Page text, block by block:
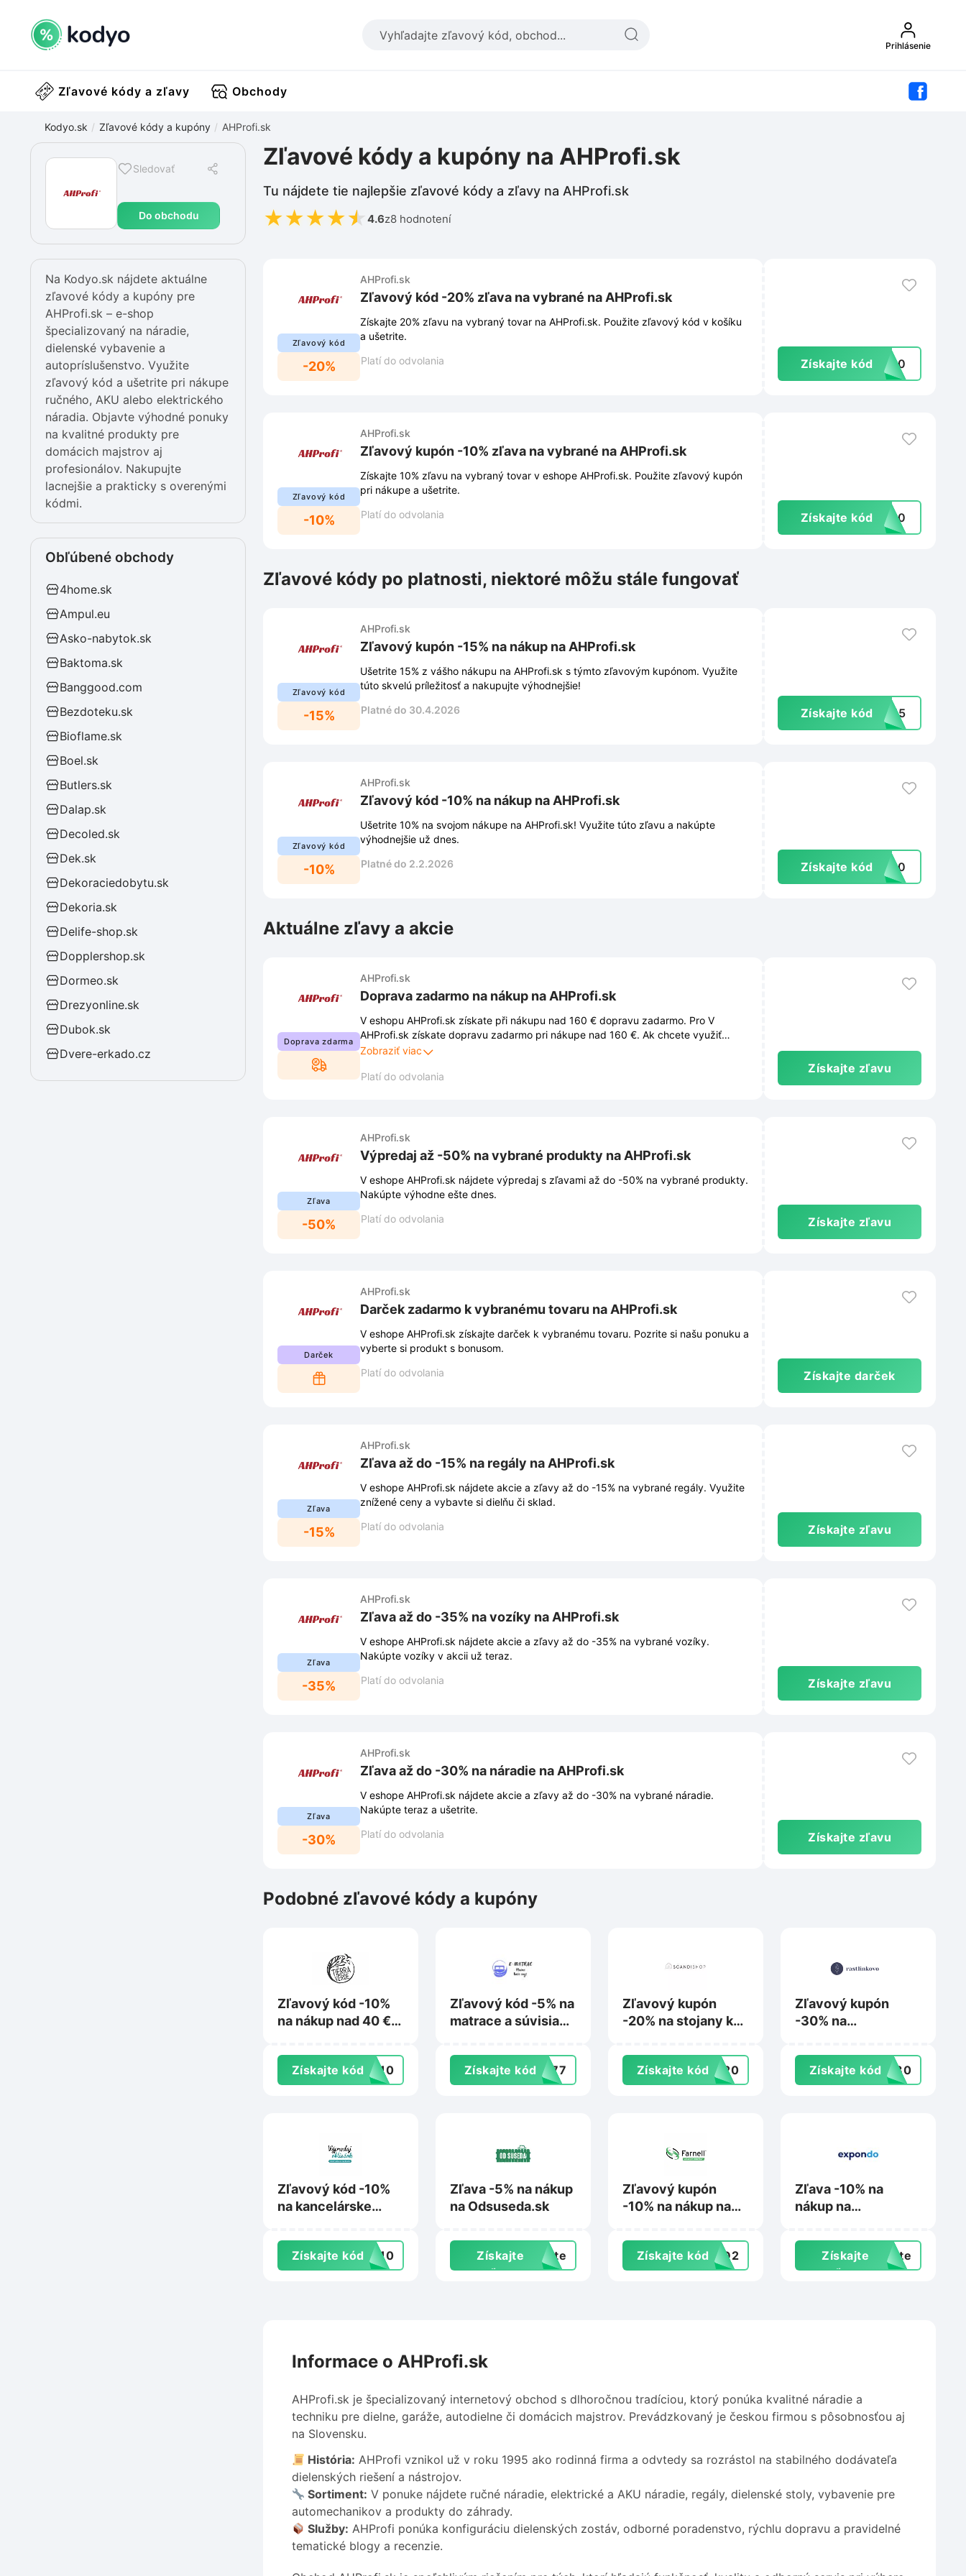
Prihlásenie
Zľavové kódy a zľavy Obchody
Kodyo.sk Zľavové kódy a kupóny AHProfi.sk
Sledovať
Do obchodu
Zľavové kódy a kupóny na AHProfi.sk
Tu nájdete tie najlepšie zľavové kódy a zľavy na AHProfi.sk
★★★★★ 4.6z8 hodnotení
Na Kodyo.sk nájdete aktuálne
zľavové kódy a kupóny pre
AHProfi.sk – e-shop
špecializovaný na náradie,
dielenské vybavenie a
autopríslušenstvo. Využite
zľavový kód a ušetrite pri nákupe
ručného, AKU alebo elektrického
náradia. Objavte výhodné ponuky
na kvalitné produkty pre
domácich majstrov aj
profesionálov. Nakupujte
lacnejšie a prakticky s overenými
kódmi.
Obľúbené obchody
4home.sk
Ampul.eu
Asko-nabytok.sk
Baktoma.sk
Banggood.com
Bezdoteku.sk
Bioflame.sk
Boel.sk
Butlers.sk
Dalap.sk
Decoled.sk
Dek.sk
Dekoraciedobytu.sk
Dekoria.sk
Delife-shop.sk
Dopplershop.sk
Dormeo.sk
Drezyonline.sk
Dubok.sk
Dvere-erkado.cz
Zľavový kód
-20%
AHProfi.sk
Zľavový kód -20% zľava na vybrané na AHProfi.sk
Získajte 20% zľavu na vybraný tovar na AHProfi.sk. Použite zľavový kód v košíku
a ušetrite.
Platí do odvolania
Získajte kódRA20
Zľavový kód
-10%
AHProfi.sk
Zľavový kupón -10% zľava na vybrané na AHProfi.sk
Získajte 10% zľavu na vybraný tovar v eshope AHProfi.sk. Použite zľavový kupón
pri nákupe a ušetrite.
Platí do odvolania
Získajte kód VY10
Zľavové kódy po platnosti, niektoré môžu stále fungovať
Zľavový kód
-15%
AHProfi.sk
Zľavový kupón -15% na nákup na AHProfi.sk
Ušetrite 15% z vášho nákupu na AHProfi.sk s týmto zľavovým kupónom. Využite
túto skvelú príležitosť a nakupujte výhodnejšie!
Platné do 30.4.2026
Získajte kód AR15
Zľavový kód
-10%
AHProfi.sk
Zľavový kód -10% na nákup na AHProfi.sk
Ušetrite 10% na svojom nákupe na AHProfi.sk! Využite túto zľavu a nakúpte
výhodnejšie už dnes.
Platné do 2.2.2026
Získajte kód FI10
Aktuálne zľavy a akcie
Doprava zdarma
AHProfi.sk
Doprava zadarmo na nákup na AHProfi.sk
V eshopu AHProfi.sk získate při nákupu nad 160 € dopravu zadarmo. Pro V
AHProfi.sk získate dopravu zadarmo pri nákupe nad 160 €. Ak chcete využiť
zľavu, musíte dodržiavať podmienky stanovené obchodom. Tieto podmienky sú
Zobraziť viac
Platí do odvolania
Získajte zľavu
Zľava
-50%
AHProfi.sk
Výpredaj až -50% na vybrané produkty na AHProfi.sk
V eshope AHProfi.sk nájdete výpredaj s zľavami až do -50% na vybrané produkty.
Nakúpte výhodne ešte dnes.
Platí do odvolania
Získajte zľavu
Darček
AHProfi.sk
Darček zadarmo k vybranému tovaru na AHProfi.sk
V eshope AHProfi.sk získajte darček k vybranému tovaru. Pozrite si našu ponuku a
vyberte si produkt s bonusom.
Platí do odvolania
Získajte darček
Zľava
-15%
AHProfi.sk
Zľava až do -15% na regály na AHProfi.sk
V eshope AHProfi.sk nájdete akcie a zľavy až do -15% na vybrané regály. Využite
znížené ceny a vybavte si dielňu či sklad.
Platí do odvolania
Získajte zľavu
Zľava
-35%
AHProfi.sk
Zľava až do -35% na vozíky na AHProfi.sk
V eshope AHProfi.sk nájdete akcie a zľavy až do -35% na vybrané vozíky.
Nakúpte vozíky v akcii už teraz.
Platí do odvolania
Získajte zľavu
Zľava
-30%
AHProfi.sk
Zľava až do -30% na náradie na AHProfi.sk
V eshope AHProfi.sk nájdete akcie a zľavy až do -30% na vybrané náradie.
Nakúpte teraz a ušetrite.
Platí do odvolania
Získajte zľavu
Podobné zľavové kódy a kupóny
Zľavový kód -10%
na nákup nad 40 €
Získajte kód IL10
Zľavový kód -5% na
matrace a súvisiaci
matrac.sk
Získajte kódL777
Zľavový kupón
-20% na stojany k
na Scandishop.sk
Získajte kódUS20
Zľavový kupón
-30% na
na Rastlinkovo.sk
Získajte kód aj30
Zľavový kód -10%
na kancelárske
Vypredajobliecok.sk
Získajte kód IA10
Zľava -5% na nákup
na Odsuseda.sk
Získajte
zľavu
exte
Zľavový kupón
-10% na nákup na
Získajte kód4BD2
Zľava -10% na
nákup na
Získajte
zľavu
exte
Informace o AHProfi.sk
AHProfi.sk je špecializovaný internetový obchod s dlhoročnou tradíciou, ktorý ponúka kvalitné náradie a
techniku pre dielne, garáže, autodielne či domácich majstrov. Prevádzkovaný je českou firmou s pôsobnosťou aj
na Slovensku.
História: AHProfi vznikol už v roku 1995 ako rodinná firma a odvtedy sa rozrástol na stabilného dodávateľa
dielenských riešení a nástrojov.
Sortiment: V ponuke nájdete ručné náradie, elektrické a AKU náradie, regály, dielenské stoly, vybavenie pre
automechanikov a produkty do záhrady.
Služby: AHProfi ponúka konfiguráciu dielenských zostáv, odborné poradenstvo, rýchlu dopravu a pravidelné
tematické blogy a recenzie.